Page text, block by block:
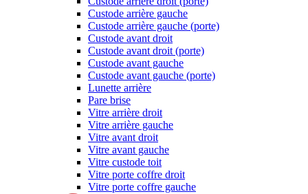
Custode arrière gauche
Custode arrière gauche (porte)
Custode avant droit
Custode avant droit (porte)
Custode avant gauche
Custode avant gauche (porte)
Lunette arrière
Pare brise
Vitre arrière droit
Vitre arrière gauche
Vitre avant droit
Vitre avant gauche
Vitre custode toit
Vitre porte coffre droit
Vitre porte coffre gauche